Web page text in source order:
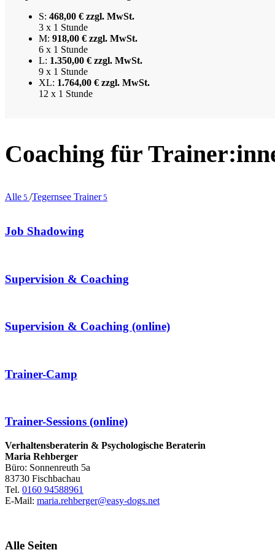
S: 468,00 € zzgl. MwSt.
3 x 1 Stunde
M: 918,00 € zzgl. MwSt.
6 x 1 Stunde
L: 1.350,00 € zzgl. MwSt.
9 x 1 Stunde
XL: 1.764,00 € zzgl. MwSt.
12 x 1 Stunde
Coaching für
Alle 5 /Tegernsee Trainer5
Job Shadowing
Supervision & Coaching
Supervision & Coaching (online)
Trainer-Camp
Trainer-Sessions (online)
Verhaltensberaterin & Psychologische Beraterin
Maria Rehberger
Büro: Sonnenreuth 5a
83730 Fischbachau
Tel. 0160 94588961
E-Mail: maria.rehberger@easy-dogs.net
Alle Seiten